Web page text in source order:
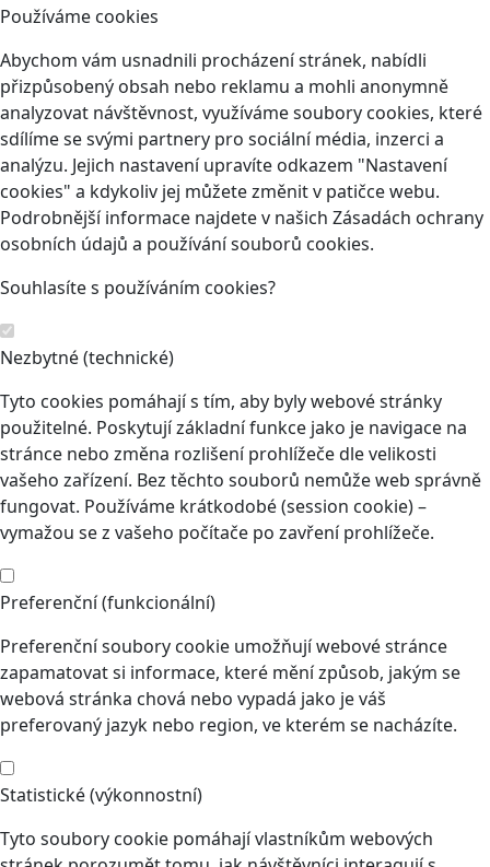
Používáme cookies
Abychom vám usnadnili procházení stránek, nabídli
přizpůsobený obsah nebo reklamu a mohli anonymně
analyzovat návštěvnost, využíváme soubory cookies, které
sdílíme se svými partnery pro sociální média, inzerci a
analýzu. Jejich nastavení upravíte odkazem "Nastavení
cookies" a kdykoliv jej můžete změnit v patičce webu.
Podrobnější informace najdete v našich Zásadách ochrany
osobních údajů a používání souborů cookies.
Souhlasíte s používáním cookies?
Nezbytné (technické)
Tyto cookies pomáhají s tím, aby byly webové stránky
použitelné. Poskytují základní funkce jako je navigace na
stránce nebo změna rozlišení prohlížeče dle velikosti
vašeho zařízení. Bez těchto souborů nemůže web správně
fungovat. Používáme krátkodobé (session cookie) –
vymažou se z vašeho počítače po zavření prohlížeče.
Preferenční (funkcionální)
Preferenční soubory cookie umožňují webové stránce
zapamatovat si informace, které mění způsob, jakým se
webová stránka chová nebo vypadá jako je váš
preferovaný jazyk nebo region, ve kterém se nacházíte.
Statistické (výkonnostní)
Tyto soubory cookie pomáhají vlastníkům webových